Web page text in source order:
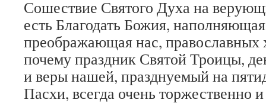
Сошествие Святого Духа на
есть Благодать Божия,
преображающая нас, православных
почему праздник Святой Троицы,
и веры нашей, празднуемый на
Пасхи, всегда очень торжественно